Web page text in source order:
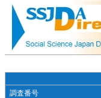
調査番号